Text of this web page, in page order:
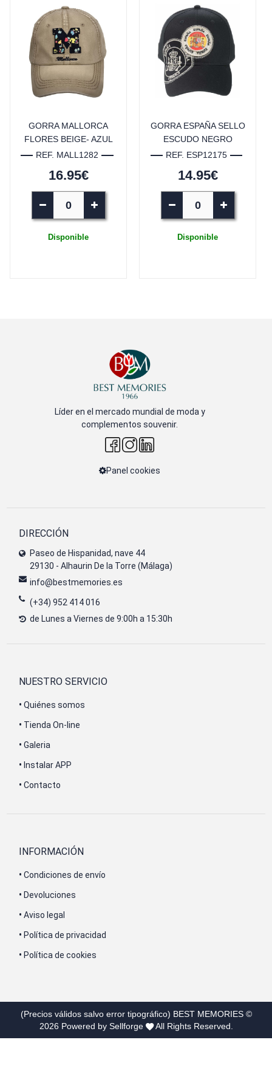
GORRA MALLORCA
FLORES BEIGE- AZUL
REF. MALL1282
16.95€
Disponible
GORRA ESPAÑA SELLO
ESCUDO NEGRO
REF. ESP12175
14.95€
Disponible
Líder en el mercado mundial de moda y
complementos souvenir.
Panel cookies
DIRECCIÓN
Paseo de Hispanidad, nave 44
29130 - Alhaurin De la Torre (Málaga)
info@bestmemories.es
(+34) 952 414 016
de Lunes a Viernes de 9:00h a 15:30h
NUESTRO SERVICIO
• Quiénes somos
• Tienda On-line
• Galeria
• Instalar APP
• Contacto
INFORMACIÓN
• Condiciones de envío
• Devoluciones
• Aviso legal
• Política de privacidad
• Política de cookies
(Precios válidos salvo error tipográfico) BEST MEMORIES©
2026 Powered by Sellforge All Rights Reserved.